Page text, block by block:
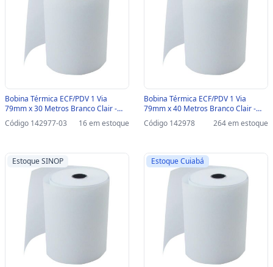
Bobina Térmica ECF/PDV 1 Via
79mm x 30 Metros Branco Clair -
Unitário - 3344-SINOP-03 - 3344
Código 142977-03 16 em estoque
Bobina Térmica ECF/PDV 1 Via
79mm x 40 Metros Branco Clair -
Unitário - 6474 - 6474
Código 142978 264 em estoque
Estoque SINOP Estoque Cuiabá